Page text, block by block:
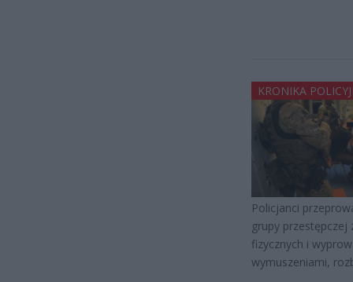
KRONIKA
Policjanci
grupy
fizycznych i
wymuszeniami,